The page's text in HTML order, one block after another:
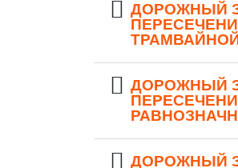
ДОРОЖНЫЙ
ДОРОЖНЫЙ
ДОРОЖНЫЙ